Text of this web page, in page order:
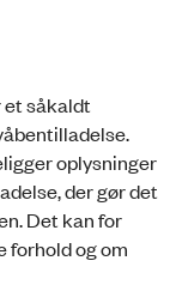
såkaldt
oplysninger
der gør det
Det kan for
forhold og om